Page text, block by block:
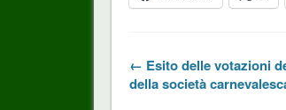
← Esito delle votazioni
della società